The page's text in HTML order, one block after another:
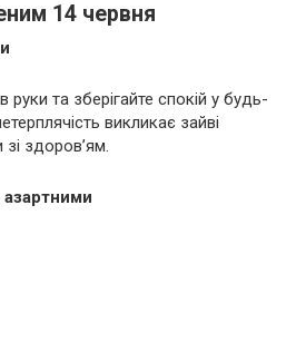
14 червня
руки та зберігайте спокій у будь-
викликає зайві
здоров’ям.
азартними